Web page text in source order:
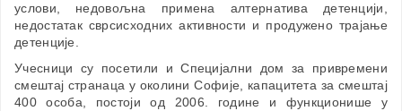
услови, недовољна примена алтернатива детенцији,
недостатак сврсисходних активности и продужено трајање
детенције.
Учесници су посетили и Специјални дом за привремени
смештај странаца у околини Софије, капацитета за смештај
400 особа, постоји од 2006. године и функционише у